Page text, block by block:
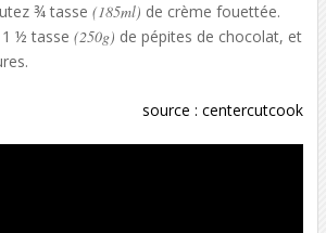
¾ tasse (185ml) de crème fouettée.
1 ½ tasse (250g) de pépites de chocolat, et
source :centercutcook